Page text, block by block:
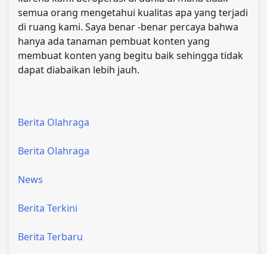
semua orang mengetahui kualitas apa yang terjadi
di ruang kami. Saya benar -benar percaya bahwa
hanya ada tanaman pembuat konten yang
membuat konten yang begitu baik sehingga tidak
dapat diabaikan lebih jauh.
Berita Olahraga
Berita Olahraga
News
Berita Terkini
Berita Terbaru